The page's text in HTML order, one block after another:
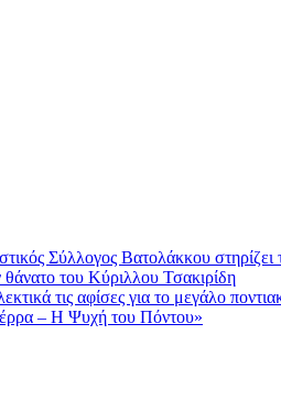
Σύλλογος Βατολάκκου
του Κύριλλου Τσακιρίδη
τις αφίσες για το μεγάλο
– Η Ψυχή του Πόντου»